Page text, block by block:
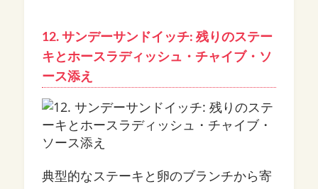
12. サンデーサンドイッチ: 残りのステー
キとホースラディッシュ・チャイブ・ソ
ース添え
典型的なステーキと卵のブランチから寄